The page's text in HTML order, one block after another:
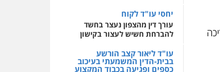
0525199949
עו"ד אמיר נאטור
פלילי פשיעה חמורה
צווארון לבן מעצרים
0543326767
יחסי עו"ד לקוח
עורך דין מהצפון נעצר בחשד
להברחת חשיש לעצור בקישון
עו"ד ליאור קצב הורשע
בבית-הדין המשמעתי בעיכוב
כספים ופגיעה בכבוד המקצוע